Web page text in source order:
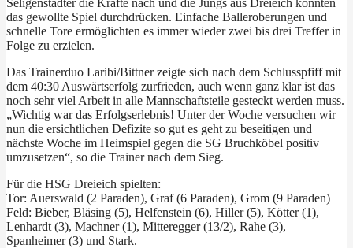
das gewollte Spiel durchdrücken. Einfache Balleroberungen und
schnelle Tore ermöglichten es immer wieder zwei bis drei Treffer in
Folge zu erzielen.
Das Trainerduo Laribi/Bittner zeigte sich nach dem Schlusspfiff mit
dem 40:30 Auswärtserfolg zurfrieden, auch wenn ganz klar ist das
noch sehr viel Arbeit in alle Mannschaftsteile gesteckt werden muss.
„Wichtig war das Erfolgserlebnis! Unter der Woche versuchen wir
nun die ersichtlichen Defizite so gut es geht zu beseitigen und
nächste Woche im Heimspiel gegen die SG Bruchköbel positiv
umzusetzen“, so die Trainer nach dem Sieg.
Für die HSG Dreieich spielten:
Tor: Auerswald (2 Paraden), Graf (6 Paraden), Grom (9 Paraden)
Feld: Bieber, Bläsing (5), Helfenstein (6), Hiller (5), Kötter (1),
Lenhardt (3), Machner (1), Mitteregger (13/2), Rahe (3),
Spanheimer (3) und Stark.